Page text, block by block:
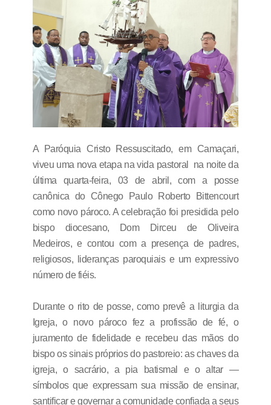
A Paróquia Cristo Ressuscitado, em Camaçari,
viveu uma nova etapa na vida pastoral na noite da
última quarta-feira, 03 de abril, com a posse
canônica do Cônego Paulo Roberto Bittencourt
como novo pároco. A celebração foi presidida pelo
bispo diocesano, Dom Dirceu de Oliveira
Medeiros, e contou com a presença de padres,
religiosos, lideranças paroquiais e um expressivo
número de fiéis.
Durante o rito de posse, como prevê a liturgia da
Igreja, o novo pároco fez a profissão de fé, o
juramento de fidelidade e recebeu das mãos do
bispo os sinais próprios do pastoreio: as chaves da
igreja, o sacrário, a pia batismal e o altar —
símbolos que expressam sua missão de ensinar,
santificar e governar a comunidade confiada a seus